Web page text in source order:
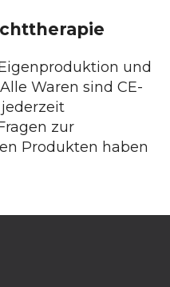
und
Waren sind CE-
zur
Produkten haben